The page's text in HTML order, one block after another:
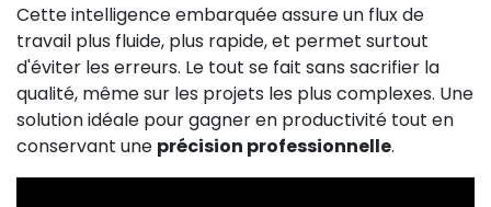
Cette intelligence embarquée assure un flux de
travail plus fluide, plus rapide, et permet surtout
d'éviter les erreurs. Le tout se fait sans sacrifier la
qualité, même sur les projets les plus complexes. Une
solution idéale pour gagner en productivité tout en
conservant une précision professionnelle.